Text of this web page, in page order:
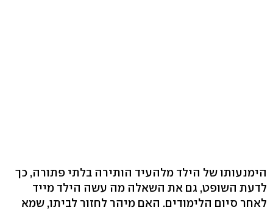
הימנעותו של הילד מלהעיד הותירה בלתי פתורה, כך
לדעת השופט, גם את השאלה מה עשה הילד מייד
לאחר סיום הלימודים. האם מיהר לחזור לביתו, שמא